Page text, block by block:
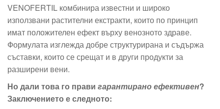
VENOFERTIL комбинира известни и широко
използвани растителни екстракти, които по принцип
имат положителен ефект върху венозното здраве.
Формулата изглежда добре структурирана и съдържа
съставки, които се срещат и в други продукти за
разширени вени.
Но дали това го прави гарантирано ефективен?
Заключението е следното: